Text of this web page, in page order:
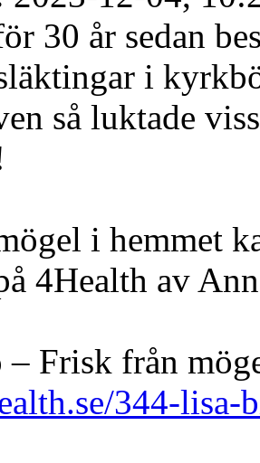
30 år sedan
i
så luktade
i hemmet
4Health av
Frisk från
344-